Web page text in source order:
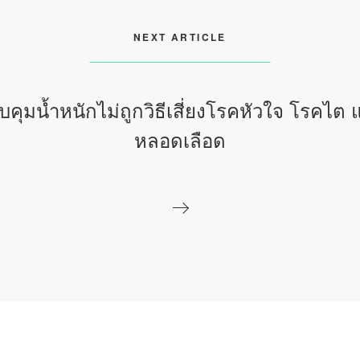
NEXT ARTICLE
คุมน้ำหนักไม่ถูกวิธีเสี่ยงโรคหัวใจ โรคไต
หลอดเลือด